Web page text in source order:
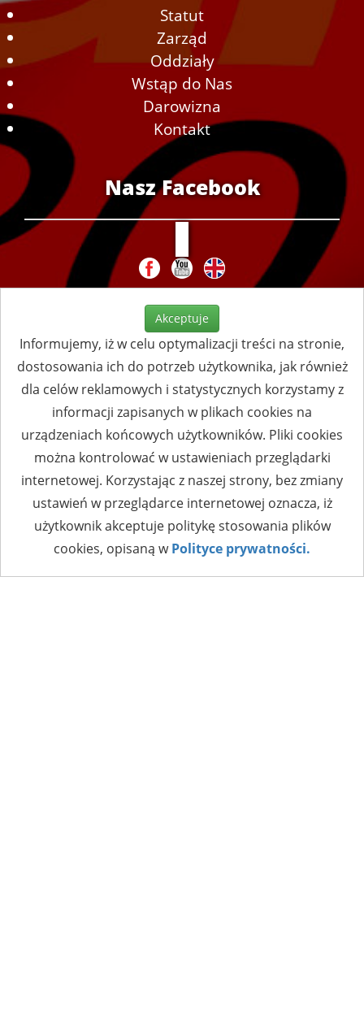
Statut
Zarząd
Oddziały
Wstąp do Nas
Darowizna
Kontakt
Nasz Facebook
Akceptuje
Informujemy, iż w celu optymalizacji treści na stronie,
dostosowania ich do potrzeb użytkownika, jak również
dla celów reklamowych i statystycznych korzystamy z
informacji zapisanych w plikach cookies na
urządzeniach końcowych użytkowników. Pliki cookies
można kontrolować w ustawieniach przeglądarki
internetowej. Korzystając z naszej strony, bez zmiany
ustawień w przeglądarce internetowej oznacza, iż
użytkownik akceptuje politykę stosowania plików
cookies, opisaną wPolityce prywatności.